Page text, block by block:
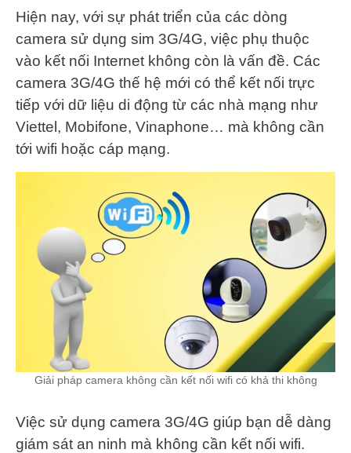
Hiện nay, với sự phát triển của các dòng
camera sử dụng sim 3G/4G, việc phụ thuộc
vào kết nối Internet không còn là vấn đề. Các
camera 3G/4G thế hệ mới có thể kết nối trực
tiếp với dữ liệu di động từ các nhà mạng như
Viettel, Mobifone, Vinaphone… mà không cần
tới wifi hoặc cáp mạng.
Giải pháp camera không cần kết nối wifi có khả thi không
Việc sử dụng camera 3G/4G giúp bạn dễ dàng
giám sát an ninh mà không cần kết nối wifi.